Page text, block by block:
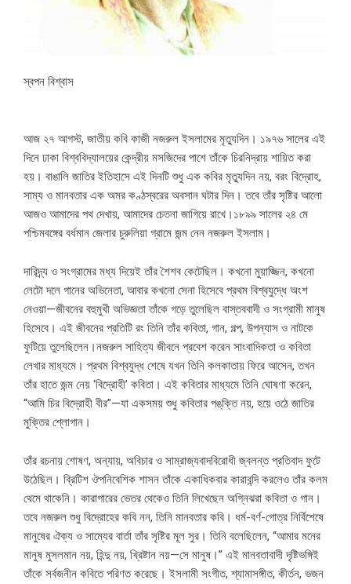
স্বপন বিশ্বাস
আজ ২৭ আগস্ট, জাতীয় কবি কাজী নজরুল ইসলামের মৃত্যুদিন। ১৯৭৬ সালের এই
দিনে ঢাকা বিশ্ববিদ্যালয়ের কেন্দ্রীয় মসজিদের পাশে তাঁকে চিরনিদ্রায় শায়িত করা
হয়। বাঙালি জাতির ইতিহাসে এই দিনটি শুধু এক কবির মৃত্যুদিন নয়, বরং বিদ্রোহ,
সাম্য ও মানবতার এক অমর কণ্ঠস্বরের অবসান ঘটার দিন। তবে তাঁর সৃষ্টির আলো
আজও আমাদের পথ দেখায়, আমাদের চেতনা জাগিয়ে রাখে। ১৮৯৯ সালের ২৪ মে
পশ্চিমবঙ্গের বর্ধমান জেলার চুরুলিয়া গ্রামে জন্ম নেন নজরুল ইসলাম।
দারিদ্র্য ও সংগ্রামের মধ্য দিয়েই তাঁর শৈশব কেটেছিল। কখনো মুয়াজ্জিন, কখনো
লেটো দলে গানের অভিনেতা, আবার কখনো সেনা হিসেবে প্রথম বিশ্বযুদ্ধে অংশ
নেওয়া—জীবনের বহুমুখী অভিজ্ঞতা তাঁকে গড়ে তুলেছিল বাস্তববাদী ও সংগ্রামী মানুষ
হিসেবে। এই জীবনের প্রতিটি রং তিনি তাঁর কবিতা, গান, গল্প, উপন্যাস ও নাটকে
ফুটিয়ে তুলেছিলেন।নজরুল সাহিত্য জীবনে প্রবেশ করেন সাংবাদিকতা ও কবিতা
লেখার মাধ্যমে। প্রথম বিশ্বযুদ্ধ শেষে যখন তিনি কলকাতায় ফিরে আসেন, তখন
তাঁর হাতে জন্ম নেয় ‘বিদ্রোহী’ কবিতা। এই কবিতার মাধ্যমে তিনি ঘোষণা করেন,
“আমি চির বিদ্রোহী বীর”—যা একসময় শুধু কবিতার পঙ্‌ক্তি নয়, হয়ে ওঠে জাতির
মুক্তির শ্লোগান।
তাঁর রচনায় শোষণ, অন্যায়, অবিচার ও সাম্রাজ্যবাদবিরোধী জ্বলন্ত প্রতিবাদ ফুটে
উঠেছিল। ব্রিটিশ ঔপনিবেশিক শাসন তাঁকে একাধিকবার কারাবন্দি করলেও তাঁর কলম
থেমে থাকেনি। কারাগারের ভেতর থেকেও তিনি লিখেছেন অগ্নিঝরা কবিতা ও গান।
তবে নজরুল শুধু বিদ্রোহের কবি নন, তিনি মানবতার কবি। ধর্ম-বর্ণ-গোত্র নির্বিশেষে
মানুষের ঐক্য ও সাম্যের বার্তা তাঁর সৃষ্টির মূল সুর। তিনি বলেছিলেন, “আমার মনের
মানুষ মুসলমান নয়, হিন্দু নয়, খ্রিষ্টান নয়—সে মানুষ।” এই মানবতাবাদী দৃষ্টিভঙ্গিই
তাঁকে সর্বজনীন কবিতে পরিণত করেছে। ইসলামী সংগীত, শ্যামাসঙ্গীত, কীর্তন, ভজন